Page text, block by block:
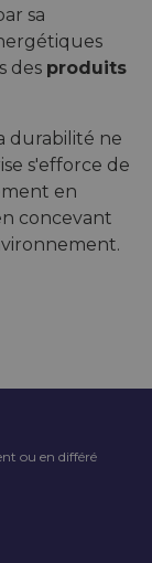
sa
des produits
durabilité ne
s'efforce de
en
concevant
ou en différé